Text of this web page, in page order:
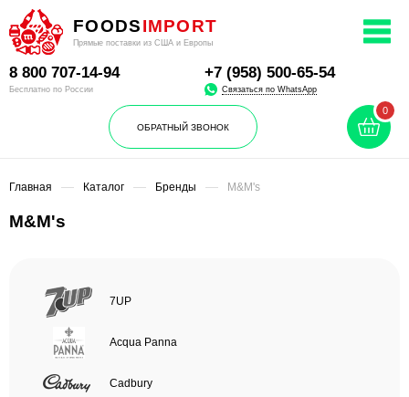
FOODSIMPORT
Прямые поставки из США и Европы
8 800 707-14-94
Бесплатно по России
+7 (958) 500-65-54
Связаться по WhatsApp
ОБРАТНЫЙ ЗВОНОК
0
Главная Каталог Бренды M&M's
M&M's
7UP
Acqua Panna
Cadbury